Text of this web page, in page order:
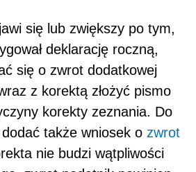
się lub zwiększy po tym,
deklarację roczną,
się o zwrot dodatkowej
z korektą złożyć pismo
korekty zeznania. Do
także wniosek o zwrot
nie budzi wątpliwości